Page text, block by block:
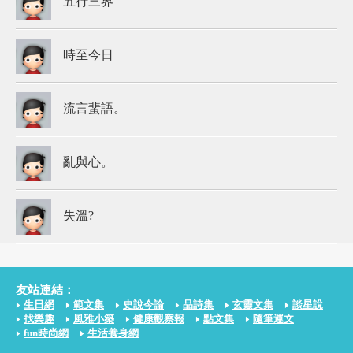
時至今日
流言蜚語。
亂與心。
失溫?
友站連結：
生日網 範文集 史說今論 品詩集 玄靈文集
談星說
找樂趣
風雅小築 健康觀察報 點文集
隨筆運文
fun時尚網
生活養身網